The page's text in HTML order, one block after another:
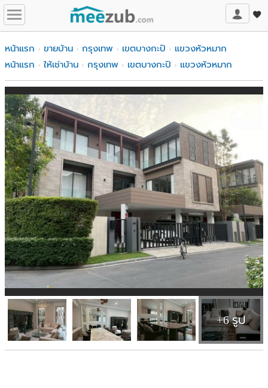
หน้าแรก ขายบ้าน กรุงเทพ เขตบางกะปิ
แขวงหัวหมาก
หน้าแรก
ให้เช่าบ้าน กรุงเทพ เขตบางกะปิ แขวงหัวหมาก
+6 รูป